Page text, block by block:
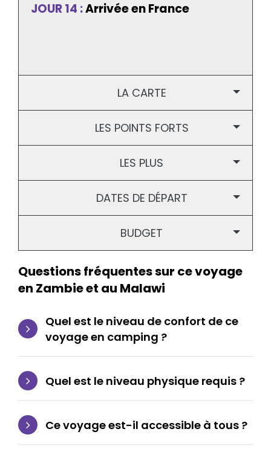
JOUR 14 :Arrivée en France
LA CARTE
LES POINTS FORTS
LES PLUS
DATES DE DÉPART
BUDGET
Questions fréquentes sur ce voyage
en Zambie et au Malawi
Quel est le niveau de confort de ce
voyage en camping ?
Quel est le niveau physique requis ?
Ce voyage est-il accessible à tous ?